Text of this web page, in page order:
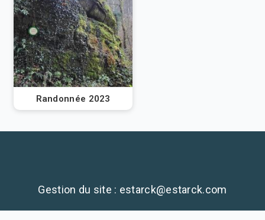
Randonnée 2023
Gestion du site : estarck@estarck.com